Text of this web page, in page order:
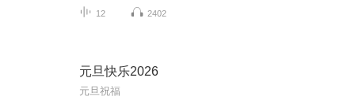
12 2402
元旦快乐2026
元旦祝福